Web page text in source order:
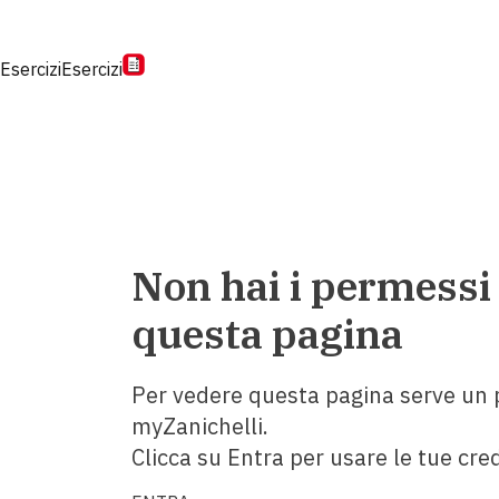
EserciziEsercizi
Non hai i
questa pagina
Per vedere questa pagina serve un
myZanichelli.
Clicca su Entra per usare le tue